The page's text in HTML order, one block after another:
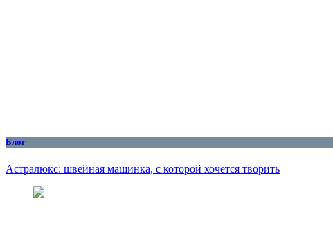
Блог
Астралюкс: швейная машинка, с которой хочется творить